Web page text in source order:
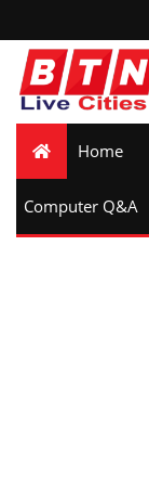
Home
Computer Q&A